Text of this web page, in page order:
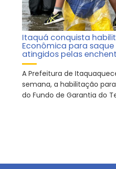
Itaquá conquista
Econômica para
atingidos pelas
A Prefeitura de
semana, a habilitação
do Fundo de Garantia do